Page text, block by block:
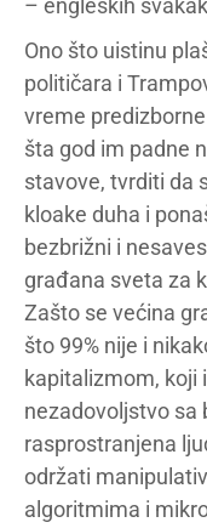
– engleskih
Ono što uistinu
političara i
vreme
šta god im padne
stavove, tvrditi da
kloake duha i
bezbrižni i
građana sveta za
Zašto se većina
što 99% nije i
kapitalizmom, koji
nezadovoljstvo sa
rasprostranjena
održati
algoritmima i